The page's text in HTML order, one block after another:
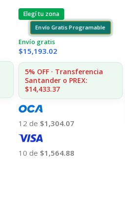
Elegí tu zona
Envío Gratis Programable
Envío gratis
$15,193.02
5% OFF · Transferencia
Santander o PREX:
$14,433.37
12 de $1,304.07
10 de $1,564.88